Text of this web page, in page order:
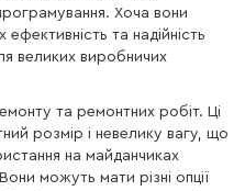
Хоча вони
та надійність
великих виробничих
та ремонтних робіт. Ці
розмір і невелику вагу, що
на майданчиках
можуть мати різні опції